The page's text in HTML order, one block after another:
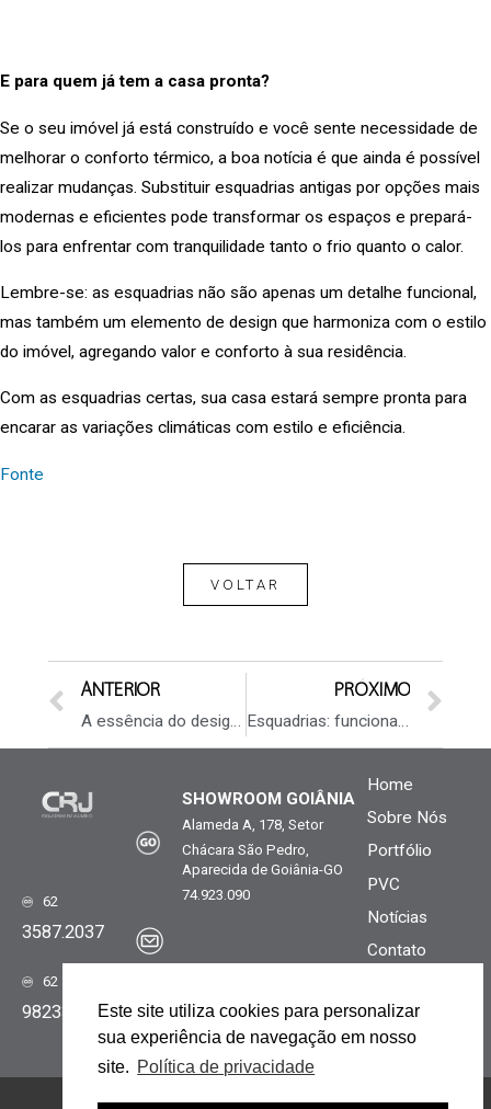
E para quem já tem a casa pronta?
Se o seu imóvel já está construído e você sente necessidade de
melhorar o conforto térmico, a boa notícia é que ainda é possível
realizar mudanças. Substituir esquadrias antigas por opções mais
modernas e eficientes pode transformar os espaços e prepará-
los para enfrentar com tranquilidade tanto o frio quanto o calor.
Lembre-se: as esquadrias não são apenas um detalhe funcional,
mas também um elemento de design que harmoniza com o estilo
do imóvel, agregando valor e conforto à sua residência.
Com as esquadrias certas, sua casa estará sempre pronta para
encarar as variações climáticas com estilo e eficiência.
Fonte
VOLTAR
ANTERIOR
A essência do design escandinavo: Simplicidade com sofisticação
PRÓXIMO
Esquadrias: funcionalidade e estilo para projetos de alto padrão
62
3587.2037
62
98233.0097
SHOWROOM GOIÂNIA
Alameda A, 178, Setor
Chácara São Pedro,
Aparecida de Goiânia-GO
74.923.090
Home
Sobre Nós
Portfólio
PVC
Notícias
Contato
Este site utiliza cookies para personalizar
sua experiência de navegação em nosso
site. Política de privacidade